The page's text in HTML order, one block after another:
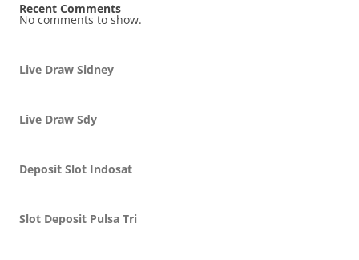
Recent Comments
No comments to show.
Live Draw Sidney
Live Draw Sdy
Deposit Slot Indosat
Slot Deposit Pulsa Tri